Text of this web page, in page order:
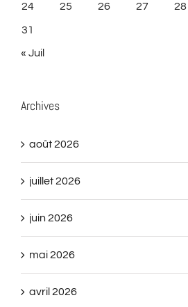
24 25 26 27 28
31
« Juil
Archives
août 2026
juillet 2026
juin 2026
mai 2026
avril 2026